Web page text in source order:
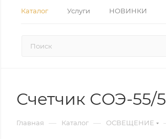
Каталог Услуги НОВИНКИ
Счетчик СОЭ-55/
Главная — Каталог — ОСВЕЩЕНИЕ